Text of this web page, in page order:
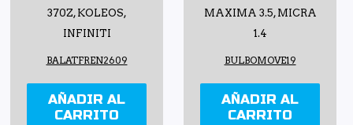
370Z, KOLEOS,
INFINITI
BALATFREN2609
AÑADIR AL
CARRITO
MAXIMA 3.5, MICRA
1.4
BULBOMOVE19
AÑADIR AL
CARRITO